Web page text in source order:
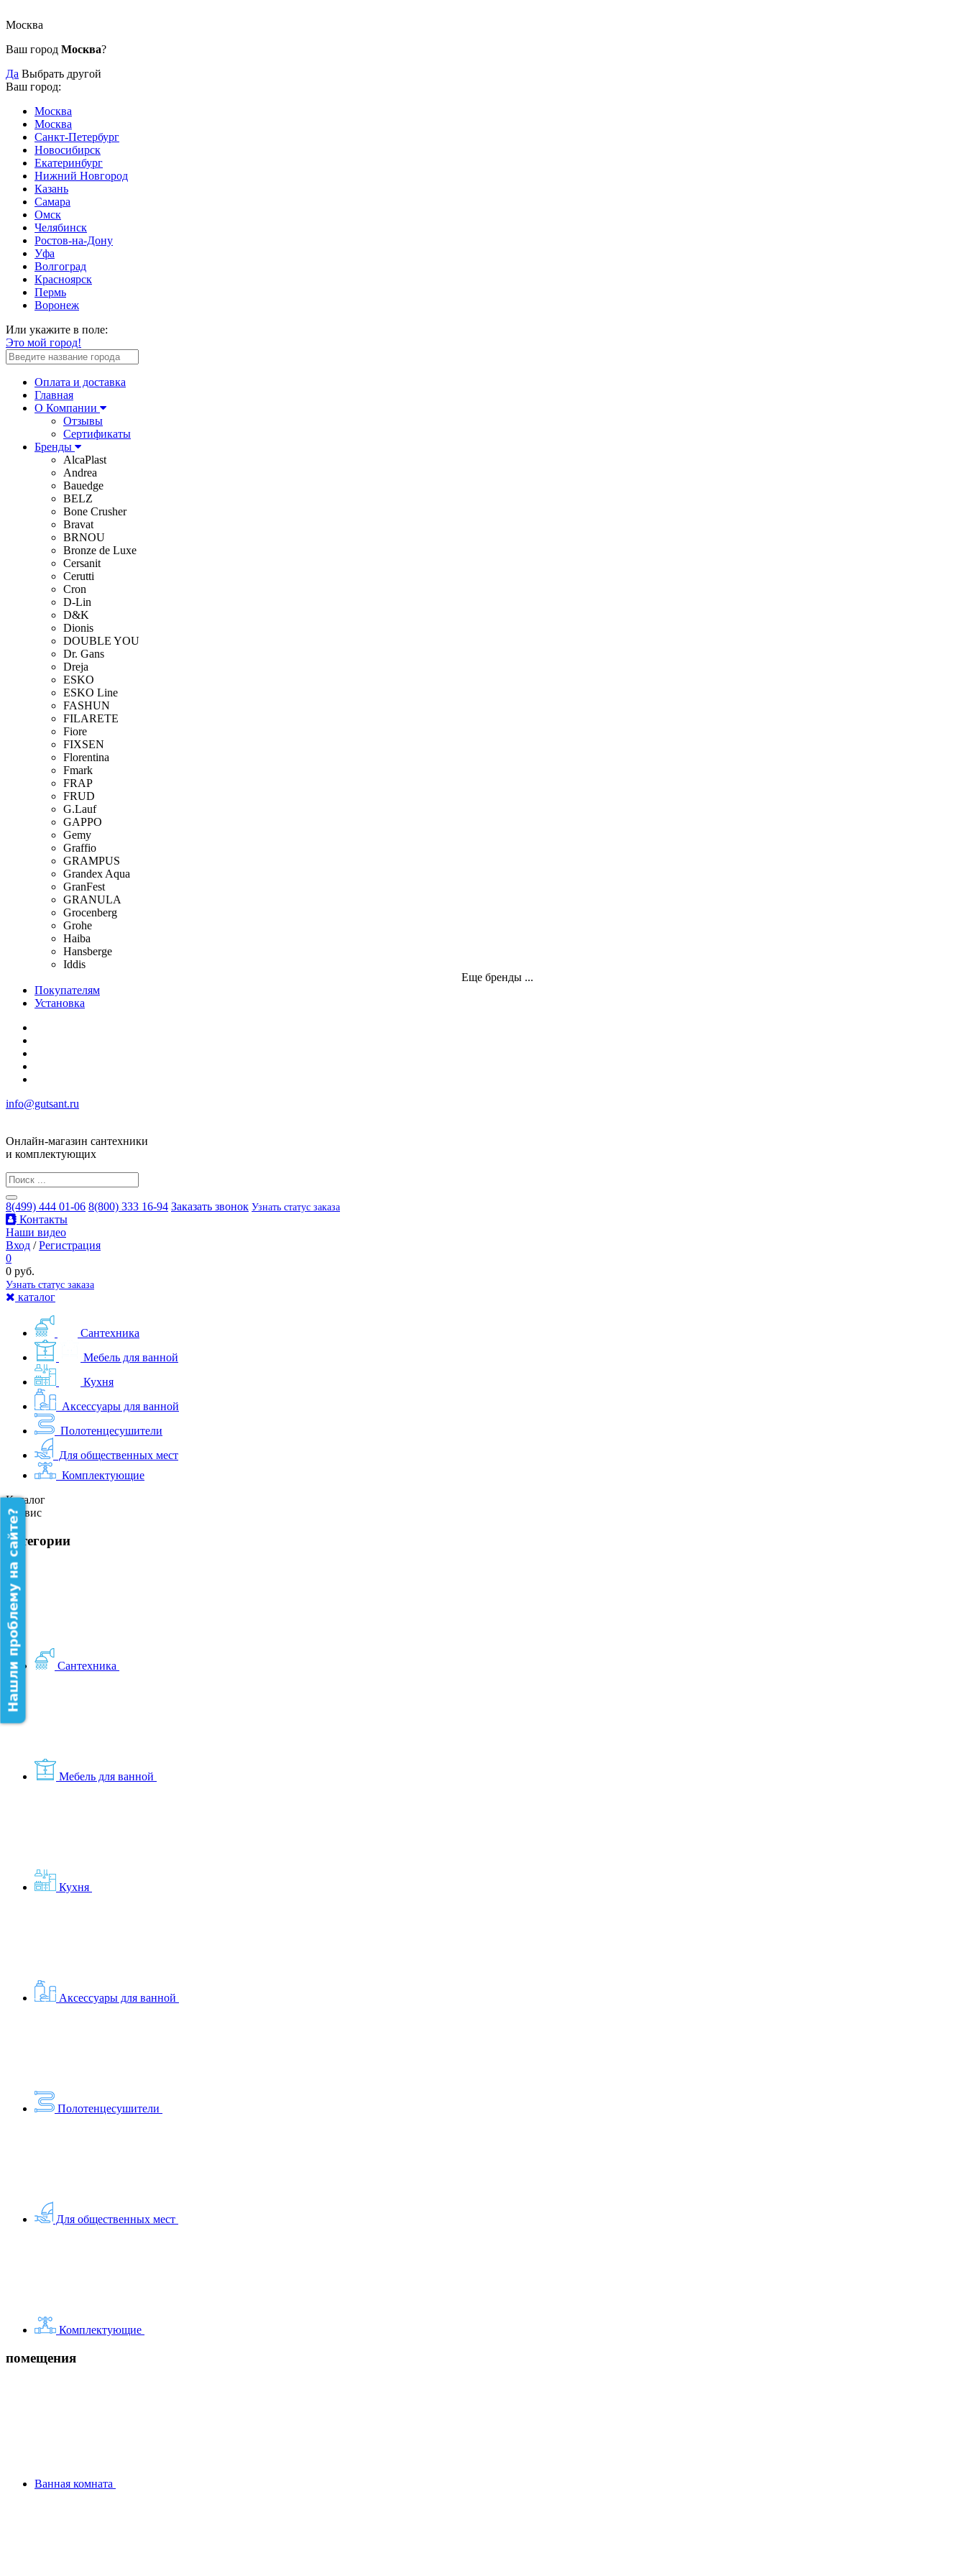
Москва
Ваш город Москва?
Да Выбрать другой
Ваш город:
Москва
Москва
Санкт-Петербург
Новосибирск
Екатеринбург
Нижний Новгород
Казань
Самара
Омск
Челябинск
Ростов-на-Дону
Уфа
Волгоград
Красноярск
Пермь
Воронеж
Или укажите в поле:
Это мой город!
Оплата и доставка
Главная
О Компании
Отзывы
Сертификаты
Бренды
AlcaPlast
Andrea
Bauedge
BELZ
Bone Crusher
Bravat
BRNOU
Bronze de Luxe
Cersanit
Cerutti
Cron
D-Lin
D&K
Dionis
DOUBLE YOU
Dr. Gans
Dreja
ESKO
ESKO Line
FASHUN
FILARETE
Fiore
FIXSEN
Florentina
Fmark
FRAP
FRUD
G.Lauf
GAPPO
Gemy
Graffio
GRAMPUS
Grandex Aqua
GranFest
GRANULA
Grocenberg
Grohe
Haiba
Hansberge
Iddis
Еще бренды ...
Покупателям
Установка
info@gutsant.ru
Онлайн-магазин сантехники
и комплектующих
8(499) 444 01-06 8(800) 333 16-94 Заказать звонок Узнать статус заказа
Контакты
Наши видео
Вход /Регистрация
0
0 руб.
Узнать статус заказа
каталог
Сантехника
Мебель для ванной
Кухня
Аксессуары для ванной
Полотенцесушители
Для общественных мест
Комплектующие
Каталог
Сервис
категории
Сантехника
Мебель для ванной
Кухня
Аксессуары для ванной
Полотенцесушители
Для общественных мест
Комплектующие
помещения
Ванная комната
Нашли проблему на сайте?